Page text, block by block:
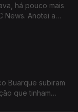
há pouco mais
News. Anotei a
Buarque subiram
que tinham